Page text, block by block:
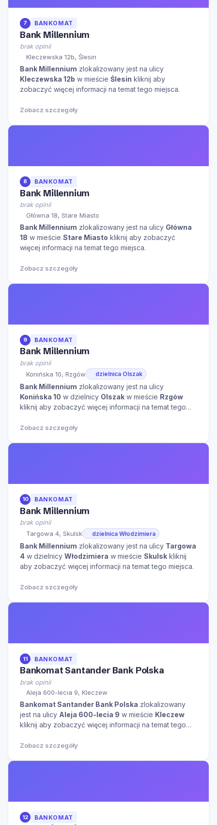
7 BANKOMAT
Bank Millennium
brak opinii
Kleczewska 12b, Ślesin
Bank Millennium zlokalizowany jest na ulicy
Kleczewska 12b w mieście Ślesin kliknij aby
zobaczyć więcej informacji na temat tego miejsca.
Zobacz szczegóły
8 BANKOMAT
Bank Millennium
brak opinii
Główna 18, Stare Miasto
Bank Millennium zlokalizowany jest na ulicy Główna
18 w mieście Stare Miasto kliknij aby zobaczyć
więcej informacji na temat tego miejsca.
Zobacz szczegóły
9 BANKOMAT
Bank Millennium
brak opinii
Konińska 10, Rzgów
dzielnica Olszak
Bank Millennium zlokalizowany jest na ulicy
Konińska 10 w dzielnicy Olszak w mieście Rzgów
kliknij aby zobaczyć więcej informacji na temat tego
Zobacz szczegóły
10 BANKOMAT
Bank Millennium
brak opinii
Targowa 4, Skulsk
dzielnica Włodzimiera
Bank Millennium zlokalizowany jest na ulicy Targowa
4 w dzielnicy Włodzimiera w mieście Skulsk kliknij
aby zobaczyć więcej informacji na temat tego miejsca.
Zobacz szczegóły
11 BANKOMAT
Bankomat Santander Bank Polska
brak opinii
Aleja 600-lecia 9, Kleczew
Bankomat Santander Bank Polska zlokalizowany
jest na ulicy Aleja 600-lecia 9 w mieście Kleczew
kliknij aby zobaczyć więcej informacji na temat tego
Zobacz szczegóły
12 BANKOMAT